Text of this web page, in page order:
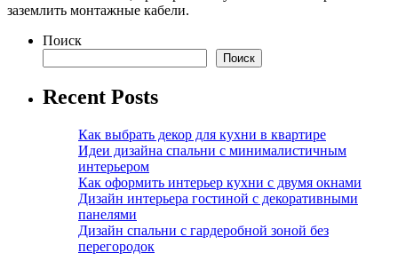
заземлить монтажные кабели.
Поиск
Поиск
Recent Posts
Как выбрать декор для кухни в квартире
Идеи дизайна спальни с минималистичным
интерьером
Как оформить интерьер кухни с двумя окнами
Дизайн интерьера гостиной с декоративными
панелями
Дизайн спальни с гардеробной зоной без
перегородок